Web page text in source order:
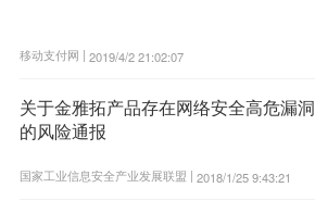
移动支付网 | 2019/4/2 21:02:07
关于金雅拓产品存在网络安全高危漏洞
的风险通报
国家工业信息安全产业发展联盟 | 2018/1/25 9:43:21